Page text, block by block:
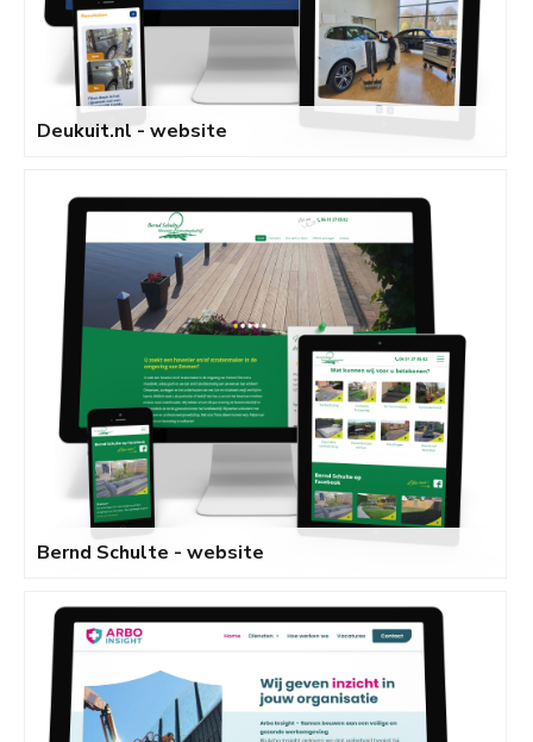
Deukuit.nl - website
Bernd Schulte - website